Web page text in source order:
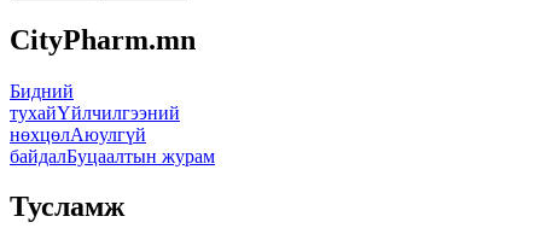
CityPharm.mn
Бидний
тухайҮйлчилгээний
нөхцөлАюулгүй
байдалБуцаалтын журам
Тусламж